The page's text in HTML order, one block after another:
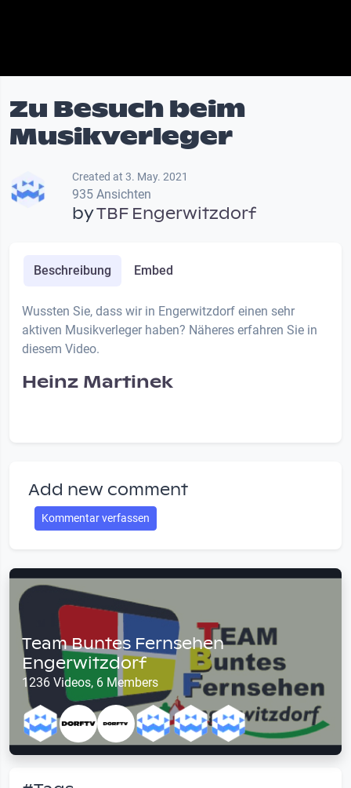
Zu Besuch beim
Musikverleger
Created at 3. May. 2021
935 Ansichten
byTBF Engerwitzdorf
Beschreibung Embed
Wussten Sie, dass wir in Engerwitzdorf einen sehr
aktiven Musikverleger haben? Näheres erfahren Sie in
diesem Video.
Heinz Martinek
Add new comment
Kommentar verfassen
Team Buntes Fernsehen
Engerwitzdorf
1236 Videos, 6 Members